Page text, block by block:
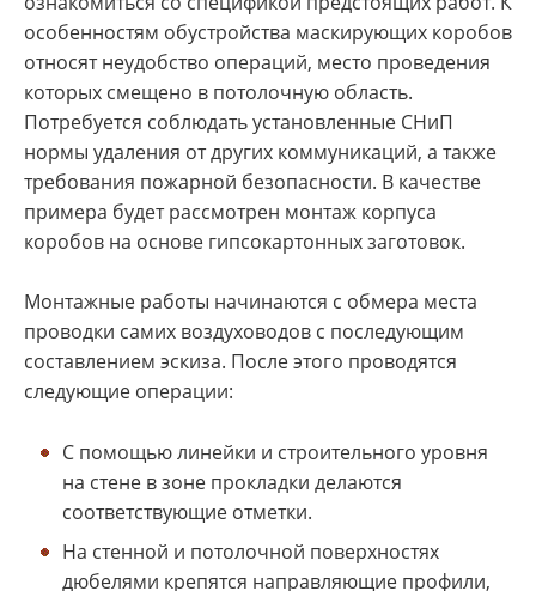
особенностям обустройства маскирующих коробов
относят неудобство операций, место проведения
которых смещено в потолочную область.
Потребуется соблюдать установленные СНиП
нормы удаления от других коммуникаций, а также
требования пожарной безопасности. В качестве
примера будет рассмотрен монтаж корпуса
коробов на основе гипсокартонных заготовок.
Монтажные работы начинаются с обмера места
проводки самих воздуховодов с последующим
составлением эскиза. После этого проводятся
следующие операции:
С помощью линейки и строительного уровня
на стене в зоне прокладки делаются
соответствующие отметки.
На стенной и потолочной поверхностях
дюбелями крепятся направляющие профили,